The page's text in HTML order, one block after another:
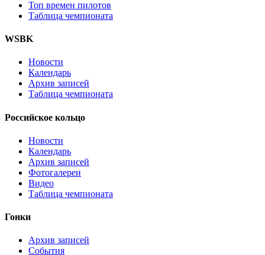
Топ времен пилотов
Таблица чемпионата
WSBK
Новости
Календарь
Архив записей
Таблица чемпионата
Российское кольцо
Новости
Календарь
Архив записей
Фотогалереи
Видео
Таблица чемпионата
Гонки
Архив записей
События